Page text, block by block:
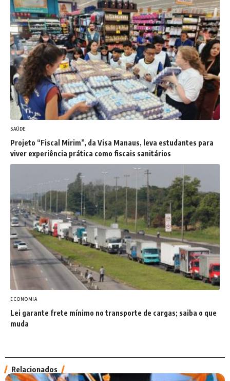
SAÚDE
Projeto “Fiscal Mirim”, da Visa Manaus, leva estudantes para
viver experiência prática como fiscais sanitários
ECONOMIA
Lei garante frete mínimo no transporte de cargas; saiba o que
muda
Relacionados